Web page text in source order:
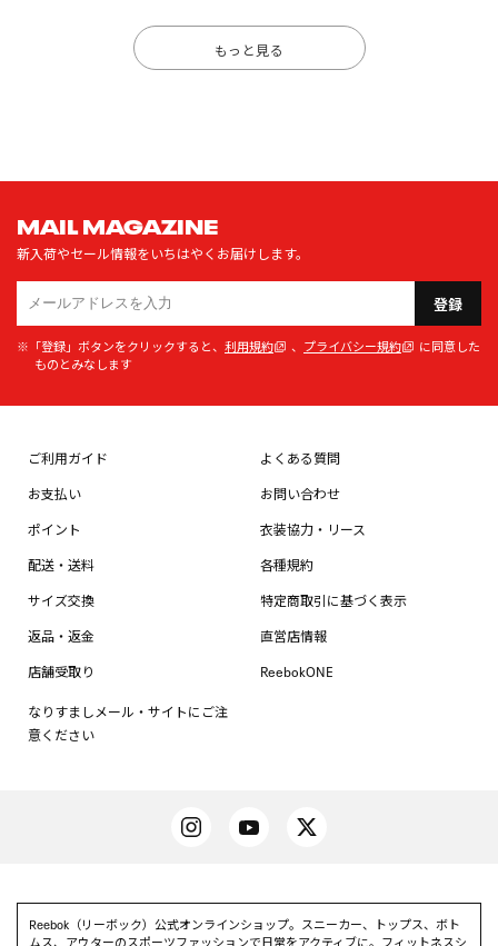
もっと見る
MAIL MAGAZINE
新入荷やセール情報をいちはやくお届けします。
登録
※「登録」ボタンをクリックすると、 利用規約 、 プライバシー規約
に同意した
ものとみなします
ご利用ガイド
お支払い
ポイント
配送・送料
サイズ交換
返品・返金
店舗受取り
なりすましメール・サイトにご注
意ください
よくある質問
お問い合わせ
衣装協力・リース
各種規約
特定商取引に基づく表示
直営店情報
ReebokONE
Reebok（リーボック）公式オンラインショップ。スニーカー、トップス、ボト
ムス、アウターのスポーツファッションで日常をアクティブに。フィットネスシ